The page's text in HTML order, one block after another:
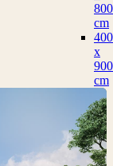
800
cm
400
x
900
cm